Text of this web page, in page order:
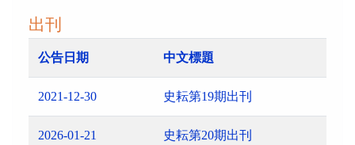
出刊
公告日期 中文標題
2021-12-30 史耘第19期出刊
2026-01-21 史耘第20期出刊